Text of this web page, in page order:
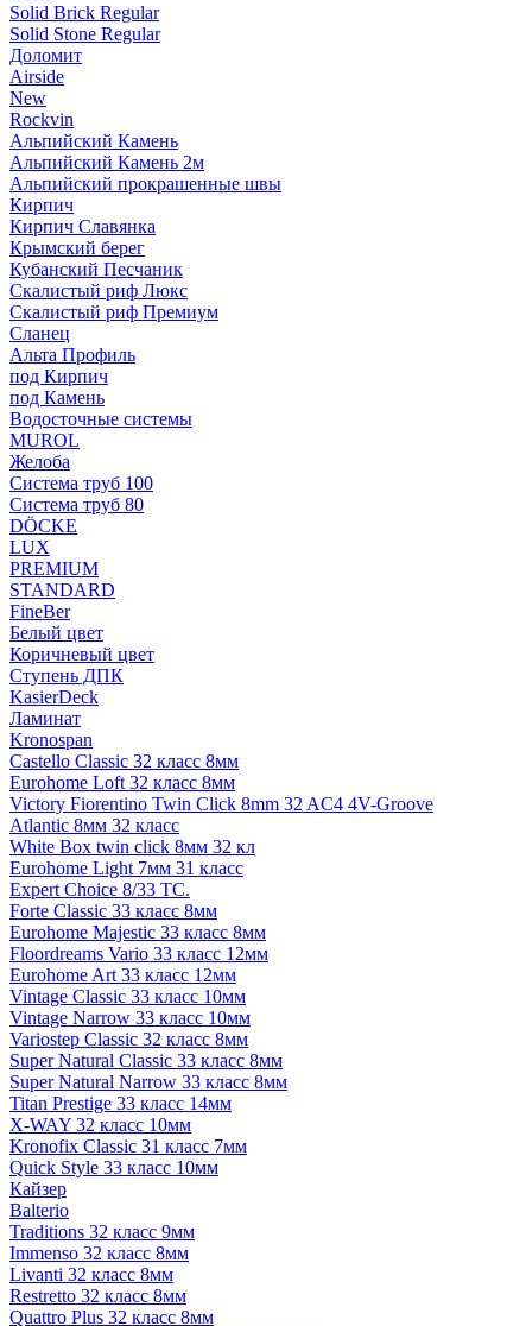
Solid Brick Regular
Solid Stone Regular
Доломит
Airside
New
Rockvin
Альпийский Камень
Альпийский Камень 2м
Альпийский прокрашенные швы
Кирпич
Кирпич Славянка
Крымский берег
Кубанский Песчаник
Скалистый риф Люкс
Скалистый риф Премиум
Сланец
Альта Профиль
под Кирпич
под Камень
Водосточные системы
MUROL
Желоба
Система труб 100
Система труб 80
DÖCKE
LUX
PREMIUM
STANDARD
FineBer
Белый цвет
Коричневый цвет
Ступень ДПК
KasierDeck
Ламинат
Kronospan
Castello Classic 32 класс 8мм
Eurohome Loft 32 класс 8мм
Victory Fiorentino Twin Click 8mm 32 AC4 4V-Groove
Atlantic 8мм 32 класс
White Box twin click 8мм 32 кл
Eurohome Light 7мм 31 класс
Expert Choice 8/33 TC.
Forte Classic 33 класс 8мм
Eurohome Majestic 33 класс 8мм
Floordreams Vario 33 класс 12мм
Eurohome Art 33 класс 12мм
Vintage Classic 33 класс 10мм
Vintage Narrow 33 класс 10мм
Variostep Classic 32 класс 8мм
Super Natural Classic 33 класс 8мм
Super Natural Narrow 33 класс 8мм
Titan Prestige 33 класс 14мм
X-WAY 32 класс 10мм
Kronofix Classic 31 класс 7мм
Quick Style 33 класс 10мм
Кайзер
Balterio
Traditions 32 класс 9мм
Immenso 32 класс 8мм
Livanti 32 класс 8мм
Restretto 32 класс 8мм
Quattro Plus 32 класс 8мм